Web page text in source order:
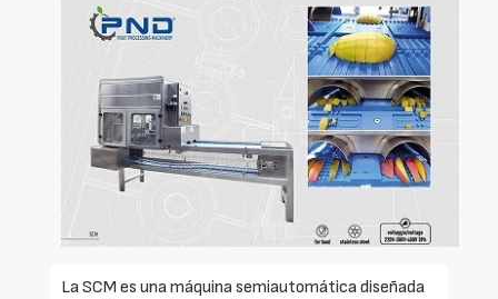
La SCM es una máquina semiautomática diseñada